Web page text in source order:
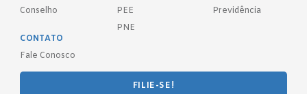
Conselho
PEE
PNE
Previdência
CONTATO
Fale Conosco
FILIE-SE!